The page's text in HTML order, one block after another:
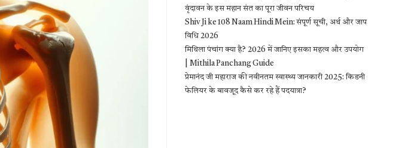
वृंदावन के इस महान संत का पूरा जीवन परिचय
Shiv Ji ke 108 Naam Hindi Mein: संपूर्ण सूची, अर्थ और जाप
विधि 2026
मिथिला पंचांग क्या है? 2026 में जानिए इसका महत्व और उपयोग
| Mithila Panchang Guide
प्रेमानंद जी महाराज की नवीनतम स्वास्थ्य जानकारी 2025: किडनी
फेलियर के बावजूद कैसे कर रहे हैं पदयात्रा?